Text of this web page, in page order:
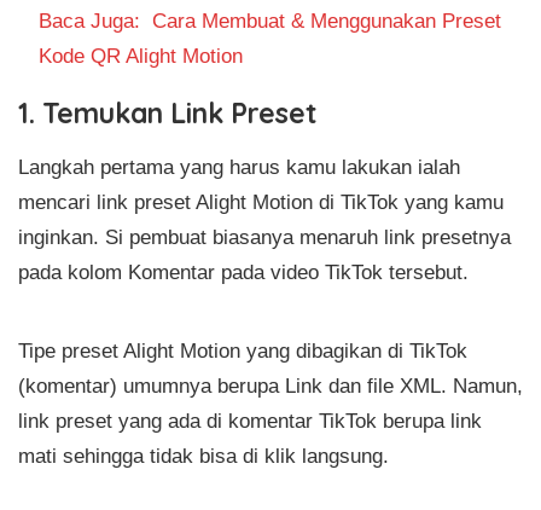
Baca Juga: Cara Membuat & Menggunakan Preset
Kode QR Alight Motion
1. Temukan Link Preset
Langkah pertama yang harus kamu lakukan ialah
mencari link preset Alight Motion di TikTok yang kamu
inginkan. Si pembuat biasanya menaruh link presetnya
pada kolom Komentar pada video TikTok tersebut.
Tipe preset Alight Motion yang dibagikan di TikTok
(komentar) umumnya berupa Link dan file XML. Namun,
link preset yang ada di komentar TikTok berupa link
mati sehingga tidak bisa di klik langsung.